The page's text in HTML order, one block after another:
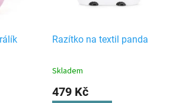
Razítko na textil panda
Skladem
479 Kč